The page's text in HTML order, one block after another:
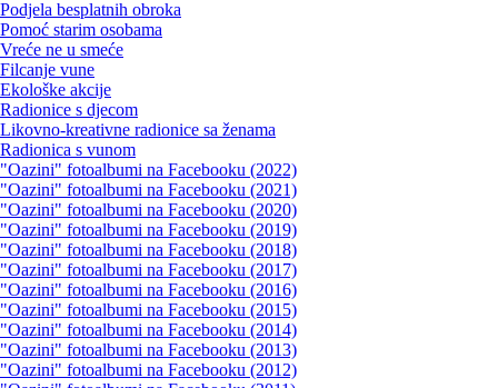
Podjela besplatnih obroka
Pomoć starim osobama
Vreće ne u smeće
Filcanje vune
Ekološke akcije
Radionice s djecom
Likovno-kreativne radionice sa ženama
Radionica s vunom
"Oazini" fotoalbumi na Facebooku (2022)
"Oazini" fotoalbumi na Facebooku (2021)
"Oazini" fotoalbumi na Facebooku (2020)
"Oazini" fotoalbumi na Facebooku (2019)
"Oazini" fotoalbumi na Facebooku (2018)
"Oazini" fotoalbumi na Facebooku (2017)
"Oazini" fotoalbumi na Facebooku (2016)
"Oazini" fotoalbumi na Facebooku (2015)
"Oazini" fotoalbumi na Facebooku (2014)
"Oazini" fotoalbumi na Facebooku (2013)
"Oazini" fotoalbumi na Facebooku (2012)